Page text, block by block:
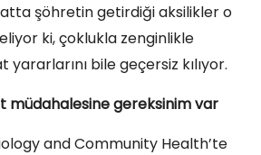
şöhretin getirdiği aksilikler o
ki, çoklukla zenginlikle
yararlarını bile geçersiz kılıyor.
müdahalesine gereksinim var
and Community Health’te